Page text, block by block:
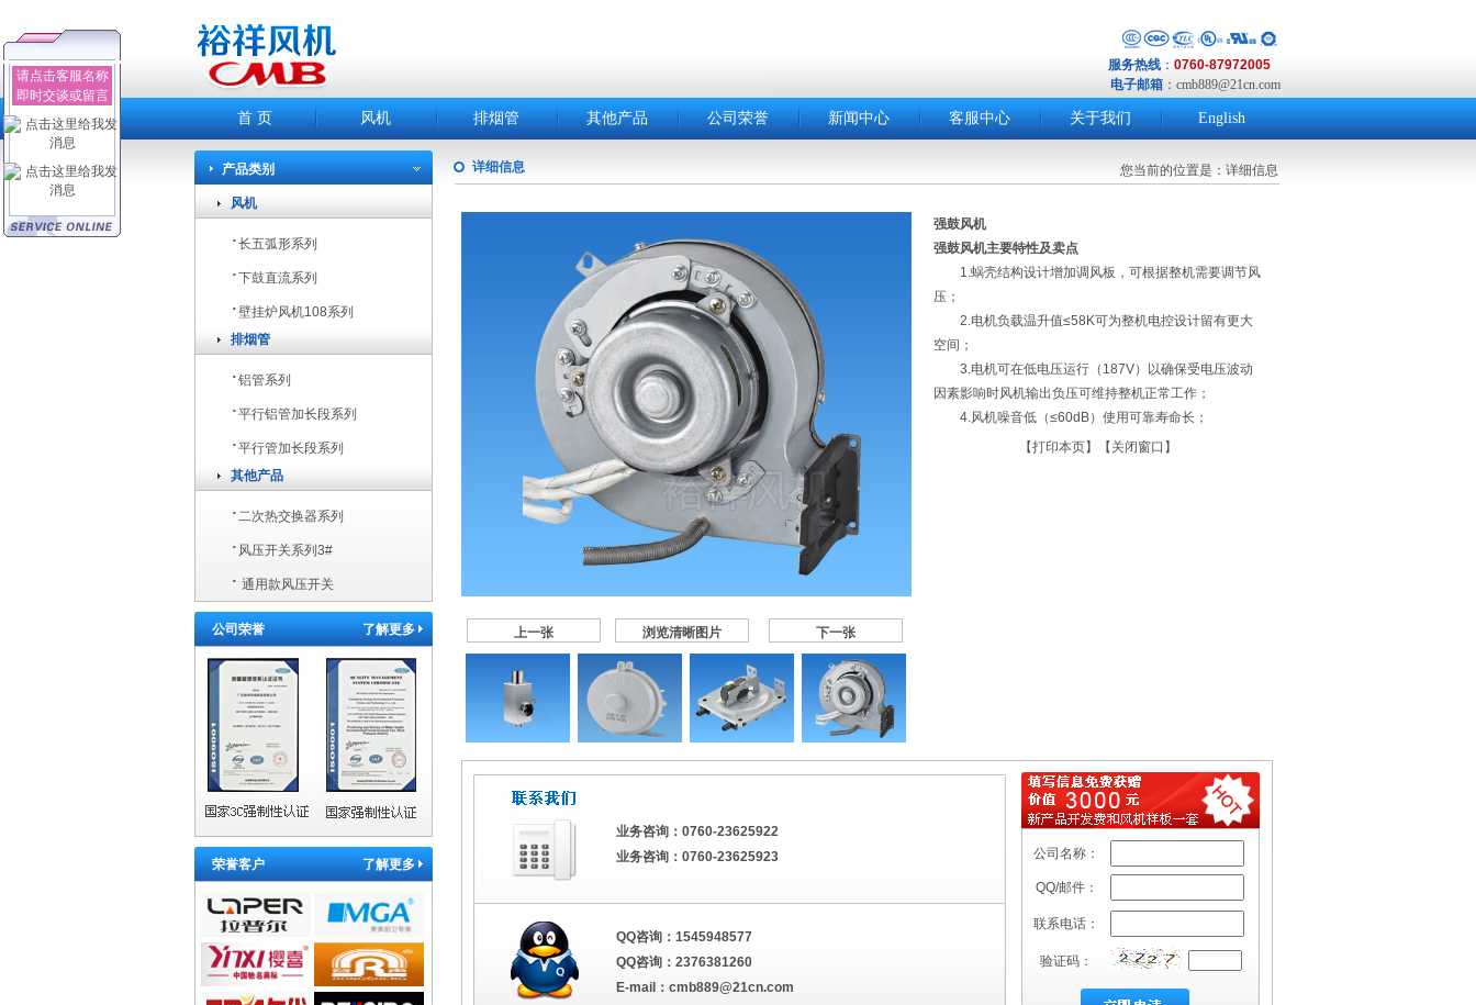
服务热线 ： 0760-87972005
电子邮箱 ： cmb889@21cn.com
首 页 风机 排烟管 其他产品 公司荣誉 新闻中心 客服中心 关于我们 English
产品类别
风机
·长五弧形系列
·下鼓直流系列
·壁挂炉风机108系列
排烟管
·铝管系列
·平行铝管加长段系列
·平行管加长段系列
其他产品
·二次热交换器系列
· 风压开关系列3#
· 通用款风压开关
公司荣誉 了解更多
荣誉客户 了解更多
详细信息 您当前的位置是：详细信息
上一张 浏览清晰图片 下一张
强鼓风机
强鼓风机主要特性及卖点
1.蜗壳结构设计增加调风板，可根据整机需要调节风
压；
2.电机负载温升值≤58K可为整机电控设计留有更大
空间；
3.电机可在低电压运行（187V）以确保受电压波动
因素影响时风机输出负压可维持整机正常工作；
4.风机噪音低（≤60dB）使用可靠寿命长；
【打印本页】【 关闭窗口 】
业务咨询：0760-23625922
业务咨询：0760-23625923
QQ咨询：1545948577
QQ咨询：2376381260
E-mail： cmb889@21cn.com
公司名称：
QQ/邮件：
联系电话：
验证码：
请点击客服名称
即时交谈或留言